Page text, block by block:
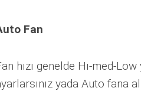
Fan
hızı genelde Hı-med-
yada Auto fana